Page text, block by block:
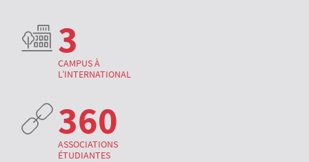
3
CAMPUS À
L’INTERNATIONAL
360
ASSOCIATIONS
ÉTUDIANTES